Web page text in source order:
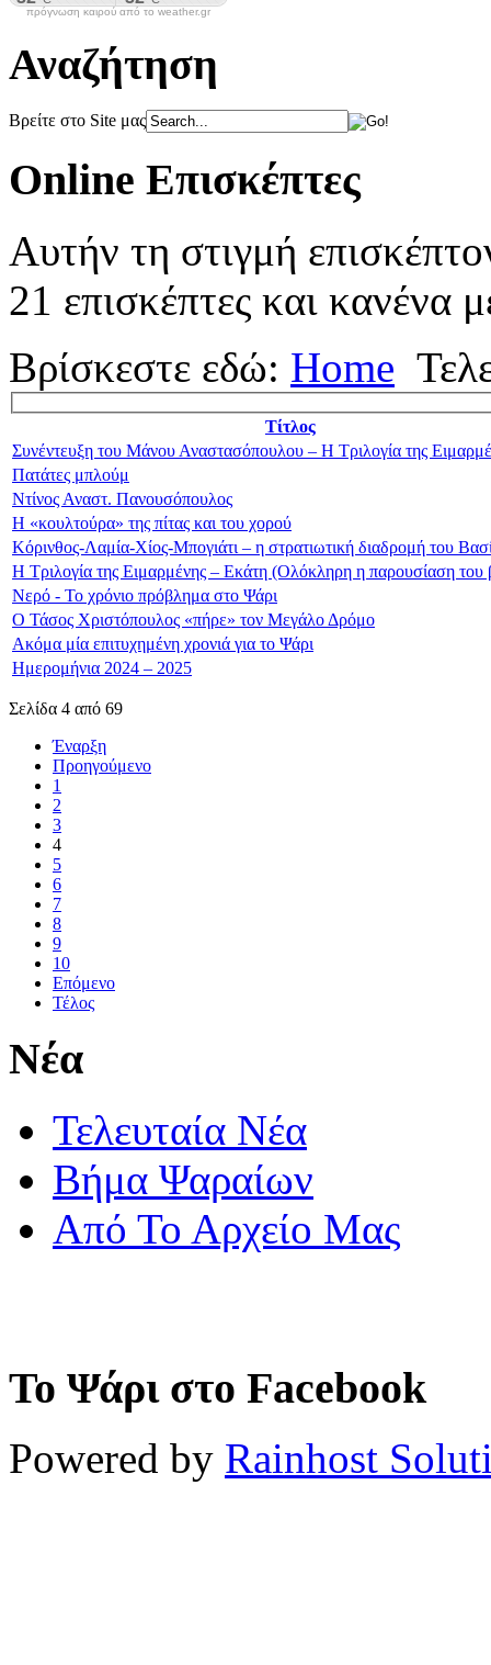
πρόγνωση καιρού από το weather.gr
Αναζήτηση
Βρείτε στο Site μας
Online Επισκέπτες
Αυτήν τη στιγμή
21 επισκέπτες και κανένα
Βρίσκεστε εδώ: Home
Τίτλος
Συνέντευξη του Μάνου Αναστασόπουλου – Η Τριλογία της
Πατάτες μπλούμ
Ντίνος Αναστ. Πανουσόπουλος
Η «κουλτούρα» της πίτας και του χορού
Κόρινθος-Λαμία-Χίος-Μπογιάτι – η στρατιωτική διαδρομή του
Η Τριλογία της Ειμαρμένης – Εκάτη (Ολόκληρη η παρουσίαση του
Νερό - Το χρόνιο πρόβλημα στο Ψάρι
Ο Τάσος Χριστόπουλος «πήρε» τον Μεγάλο Δρόμο
Ακόμα μία επιτυχημένη χρονιά για το Ψάρι
Ημερομήνια 2024 – 2025
Σελίδα 4 από 69
Έναρξη
Προηγούμενο
1
2
3
4
5
6
7
8
9
10
Επόμενο
Τέλος
Νέα
Τελευταία Νέα
Βήμα Ψαραίων
Από Το Αρχείο Μας
Το Ψάρι στο Facebook
Powered by Rainhost